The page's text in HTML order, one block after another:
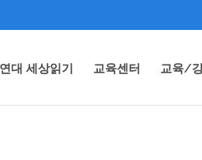
대 세상읽기 교육센터 교육/